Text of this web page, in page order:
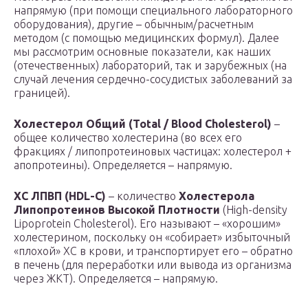
напрямую (при помощи специального лабораторного
оборудования), другие – обычным/расчетным
методом (с помощью медицинских формул). Далее
мы рассмотрим основные показатели, как наших
(отечественных) лабораторий, так и зарубежных (на
случай лечения сердечно-сосудистых заболеваний за
границей).
Холестерол Общий (Total / Blood Cholesterol) –
общее количество холестерина (во всех его
фракциях / липопротеиновых частицах: холестерол +
апопротеины). Определяется – напрямую.
ХС ЛПВП (HDL-C) – количество Холестерола
Липопротеинов Высокой Плотности (High-density
Lipoprotein Cholesterol). Его называют – «хорошим»
холестерином, поскольку он «собирает» избыточный
«плохой» ХС в крови, и транспортирует его – обратно
в печень (для переработки или вывода из организма
через ЖКТ). Определяется – напрямую.